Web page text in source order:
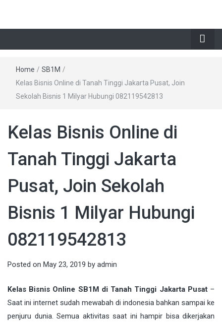
Home / SB1M /
Kelas Bisnis Online di Tanah Tinggi Jakarta Pusat, Join
Sekolah Bisnis 1 Milyar Hubungi 082119542813
Kelas Bisnis Online di
Tanah Tinggi Jakarta
Pusat, Join Sekolah
Bisnis 1 Milyar Hubungi
082119542813
Posted on May 23, 2019 by admin
Kelas Bisnis Online SB1M di Tanah Tinggi Jakarta Pusat–
Saat ini internet sudah mewabah di indonesia bahkan sampai ke
penjuru dunia. Semua aktivitas saat ini hampir bisa dikerjakan